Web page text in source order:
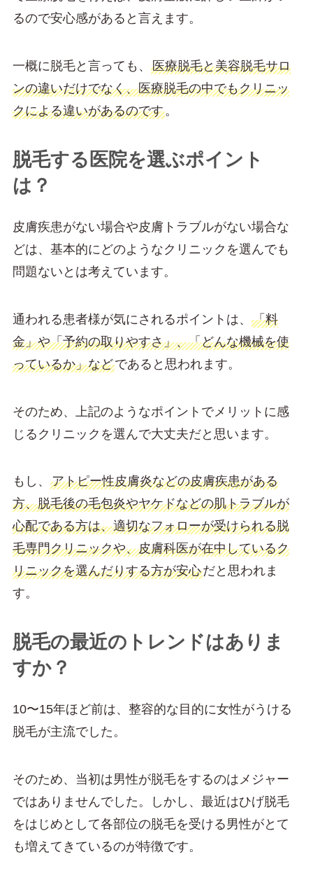
るので安心感があると言えます。
一概に脱毛と言っても、 医療脱毛と美容脱毛サロ
ンの違いだけでなく、医療脱毛の中でもクリニッ
クによる違いがあるのです。
脱毛する医院を選ぶポイント
は？
皮膚疾患がない場合や皮膚トラブルがない場合な
どは、基本的にどのようなクリニックを選んでも
問題ないとは考えています。
通われる患者様が気にされるポイントは、 「料
金」や「予約の取りやすさ」、「どんな機械を使
っているか」などであると思われます。
そのため、上記のようなポイントでメリットに感
じるクリニックを選んで大丈夫だと思います。
もし、 アトピー性皮膚炎などの皮膚疾患がある
方、脱毛後の毛包炎やヤケドなどの肌トラブルが
心配である方は、適切なフォローが受けられる脱
毛専門クリニックや、皮膚科医が在中しているク
リニックを選んだりする方が安心だと思われま
す。
脱毛の最近のトレンドはありま
すか？
10〜15年ほど前は、整容的な目的に女性がうける
脱毛が主流でした。
そのため、当初は男性が脱毛をするのはメジャー
ではありませんでした。しかし、最近はひげ脱毛
をはじめとして各部位の脱毛を受ける男性がとて
も増えてきているのが特徴です。